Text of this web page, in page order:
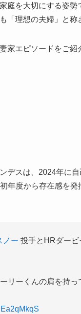
庭を大切にする姿勢
「理想の夫婦」と称
家エピソードをご紹
デスは、2024年に
年度から存在感を
ノー 投手とHRダービ
リーくんの肩を持